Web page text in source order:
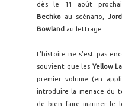
dès le 11 août
Bechko au scénario,
Bowland au lettrage.
L'histoire ne s'est pas
souvient que les Yellow
premier volume (en
introduire la menace du
de bien faire mariner le